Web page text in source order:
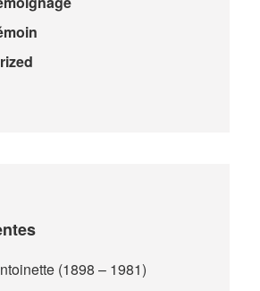
(1898 – 1981)